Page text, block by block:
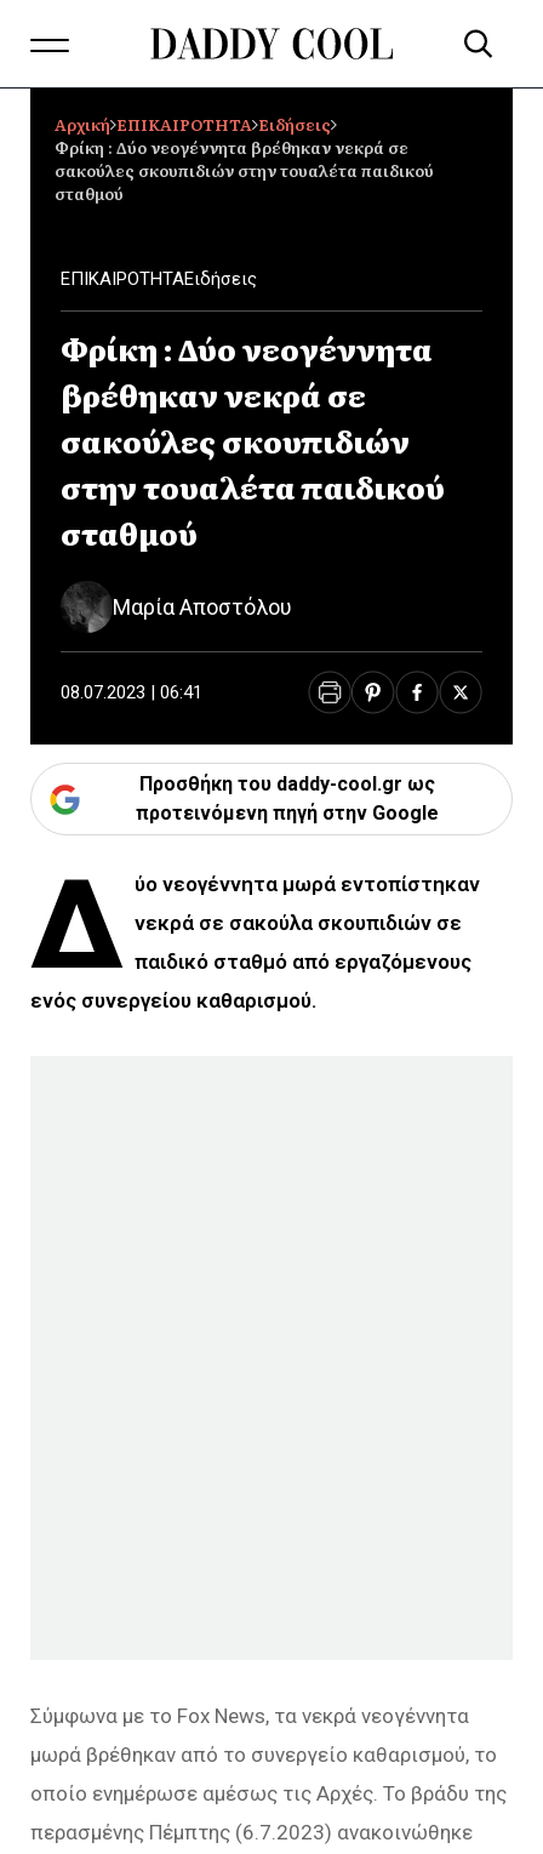
Αρχική ΕΠΙΚΑΙΡΟΤΗΤΑ Ειδήσεις
Φρίκη : Δύο νεογέννητα βρέθηκαν νεκρά σε
σακούλες σκουπιδιών στην τουαλέτα παιδικού
σταθμού
ΕΠΙΚΑΙΡΟΤΗΤΑΕιδήσεις
Φρίκη : Δύο νεογέννητα
βρέθηκαν νεκρά σε
σακούλες σκουπιδιών
στην τουαλέτα παιδικού
σταθμού
Μαρία Αποστόλου
08.07.2023 | 06:41
Προσθήκη του daddy-cool.gr ως
προτεινόμενη πηγή στην Google
Δ ύο νεογέννητα μωρά εντοπίστηκαν
νεκρά σε σακούλα σκουπιδιών σε
παιδικό σταθμό από εργαζόμενους
ενός συνεργείου καθαρισμού.
Σύμφωνα με το Fox News, τα νεκρά νεογέννητα
μωρά βρέθηκαν από το συνεργείο καθαρισμού, το
οποίο ενημέρωσε αμέσως τις Αρχές. Το βράδυ της
περασμένης Πέμπτης (6.7.2023) ανακοινώθηκε